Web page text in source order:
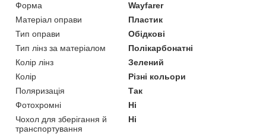
Форма
Wayfarer
Матеріал оправи
Пластик
Тип оправи
Обідкові
Тип лінз за матеріалом
Полікарбонатні
Колір лінз
Зелений
Колір
Різні кольори
Поляризація
Так
Фотохромні
Ні
Чохол для зберігання й
транспортування
Ні